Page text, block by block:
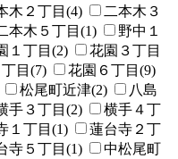
木２丁目(4)
二本木３
本木５丁目(1)
野中１
１丁目(2)
花園３丁目
目(7)
花園６丁目(9)
松尾町近津(2)
八島
手３丁目(2)
横手４丁
１丁目(1)
蓮台寺２丁
寺５丁目(1)
中松尾町